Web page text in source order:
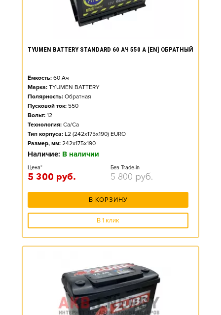
TYUMEN BATTERY STANDARD 60 АЧ 550 А [EN] ОБРАТНЫЙ
Ёмкость: 60 Ач
Марка: TYUMEN BATTERY
Полярность: Обратная
Пусковой ток: 550
Вольт: 12
Технология: Ca/Ca
Тип корпуса: L2 (242x175x190) EURO
Размер, мм: 242x175x190
Наличие: В наличии
Цена*
5 300 руб.
Без Trade-in
5 800 руб.
В КОРЗИНУ
В 1 клик